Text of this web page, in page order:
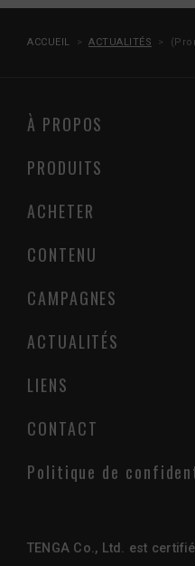
ACCUEIL ACTUALITÉS
À PROPOS
PRODUITS
ACHETER
CONTENU
ACTUALITÉS
CONTACT
Politique de
CAMPAGNES
LIENS
TENGA Co., Ltd. est certifié